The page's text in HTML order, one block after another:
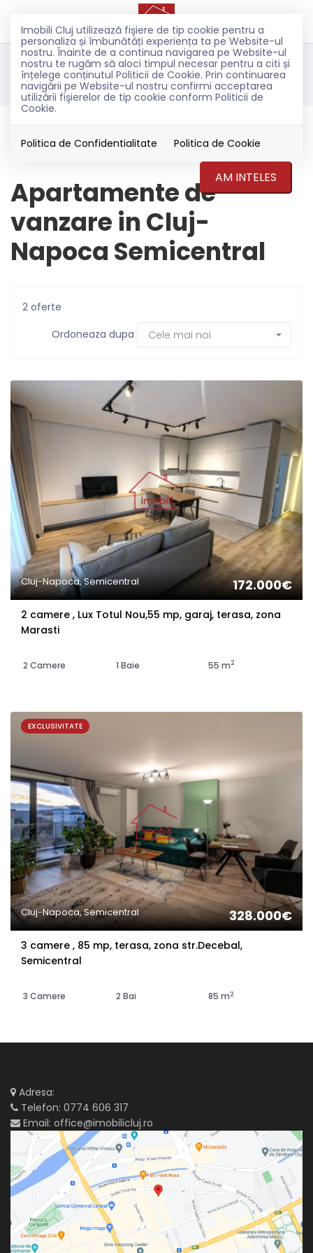
Imobili Cluj utilizează fişiere de tip cookie pentru a
personaliza și îmbunătăți experiența ta pe Website-ul
nostru. Înainte de a continua navigarea pe Website-ul
nostru te rugăm să aloci timpul necesar pentru a citi și
înțelege conținutul Politicii de Cookie. Prin continuarea
navigării pe Website-ul nostru confirmi acceptarea
utilizării fişierelor de tip cookie conform Politicii de
Cookie.
Politica de Confidentialitate Politica de Cookie
AM INTELES
Filtreaza
Cluj-Napoca
Apartamente de
vanzare in Cluj-
Napoca Semicentral
2 oferte
Ordoneaza dupa
Cele mai noi
Cluj-Napoca, Semicentral 172.000€
2 camere , Lux Totul Nou,55 mp, garaj, terasa, zona
Marasti
2 Camere 1 Baie 55 m2
EXCLUSIVITATE
Cluj-Napoca, Semicentral 328.000€
3 camere , 85 mp, terasa, zona str.Decebal,
Semicentral
3 Camere 2 Bai 85 m2
Adresa:
Telefon: 0774 606 317
Email: office@imobilicluj.ro